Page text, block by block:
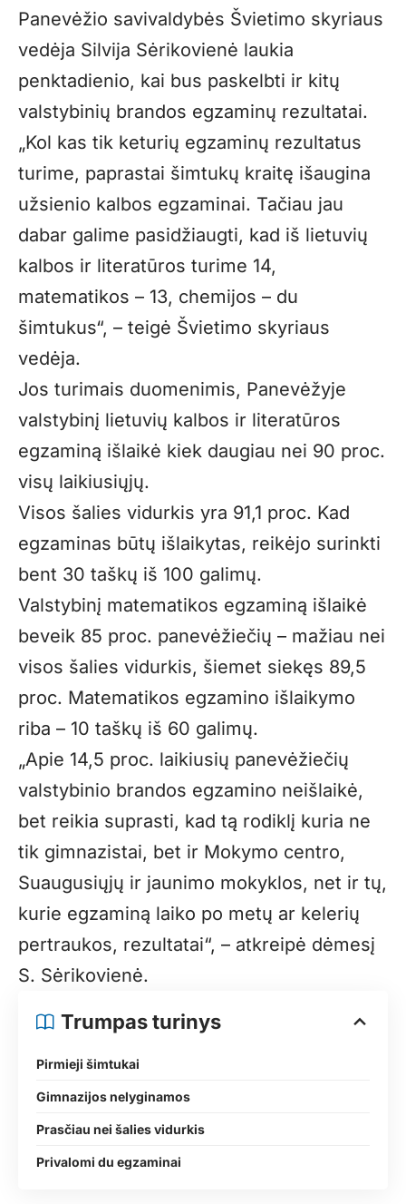
Panevėžio savivaldybės Švietimo skyriaus
vedėja Silvija Sėrikovienė laukia
penktadienio, kai bus paskelbti ir kitų
valstybinių brandos egzaminų rezultatai.
„Kol kas tik keturių egzaminų rezultatus
turime, paprastai šimtukų kraitę išaugina
užsienio kalbos egzaminai. Tačiau jau
dabar galime pasidžiaugti, kad iš lietuvių
kalbos ir literatūros turime 14,
matematikos – 13, chemijos – du
šimtukus“, – teigė Švietimo skyriaus
vedėja.
Jos turimais duomenimis, Panevėžyje
valstybinį lietuvių kalbos ir literatūros
egzaminą išlaikė kiek daugiau nei 90 proc.
visų laikiusiųjų.
Visos šalies vidurkis yra 91,1 proc. Kad
egzaminas būtų išlaikytas, reikėjo surinkti
bent 30 taškų iš 100 galimų.
Valstybinį matematikos egzaminą išlaikė
beveik 85 proc. panevėžiečių – mažiau nei
visos šalies vidurkis, šiemet siekęs 89,5
proc. Matematikos egzamino išlaikymo
riba – 10 taškų iš 60 galimų.
„Apie 14,5 proc. laikiusių panevėžiečių
valstybinio brandos egzamino neišlaikė,
bet reikia suprasti, kad tą rodiklį kuria ne
tik gimnazistai, bet ir Mokymo centro,
Suaugusiųjų ir jaunimo mokyklos, net ir tų,
kurie egzaminą laiko po metų ar kelerių
pertraukos, rezultatai“, – atkreipė dėmesį
S. Sėrikovienė.
Trumpas turinys
Pirmieji šimtukai
Gimnazijos nelyginamos
Prasčiau nei šalies vidurkis
Privalomi du egzaminai